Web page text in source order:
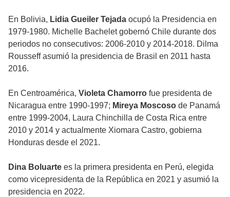
En Bolivia, Lidia Gueiler Tejada ocupó la Presidencia en
1979-1980. Michelle Bachelet gobernó Chile durante dos
periodos no consecutivos: 2006-2010 y 2014-2018. Dilma
Rousseff asumió la presidencia de Brasil en 2011 hasta
2016.
En Centroamérica, Violeta Chamorro fue presidenta de
Nicaragua entre 1990-1997; Mireya Moscoso de Panamá
entre 1999-2004, Laura Chinchilla de Costa Rica entre
2010 y 2014 y actualmente Xiomara Castro, gobierna
Honduras desde el 2021.
Dina Boluarte es la primera presidenta en Perú, elegida
como vicepresidenta de la República en 2021 y asumió la
presidencia en 2022.